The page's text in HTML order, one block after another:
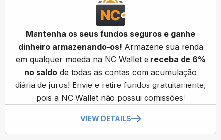
Mantenha os seus fundos seguros e ganhe
dinheiro armazenando-os! Armazene sua renda
em qualquer moeda na NC Wallet e receba de 6%
no saldo de todas as contas com acumulação
diária de juros! Envie e retire fundos gratuitamente,
pois a NC Wallet não possui comissões!
VIEW DETAILS